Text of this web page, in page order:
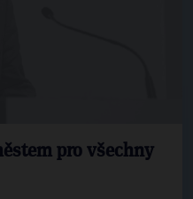
pro všechny